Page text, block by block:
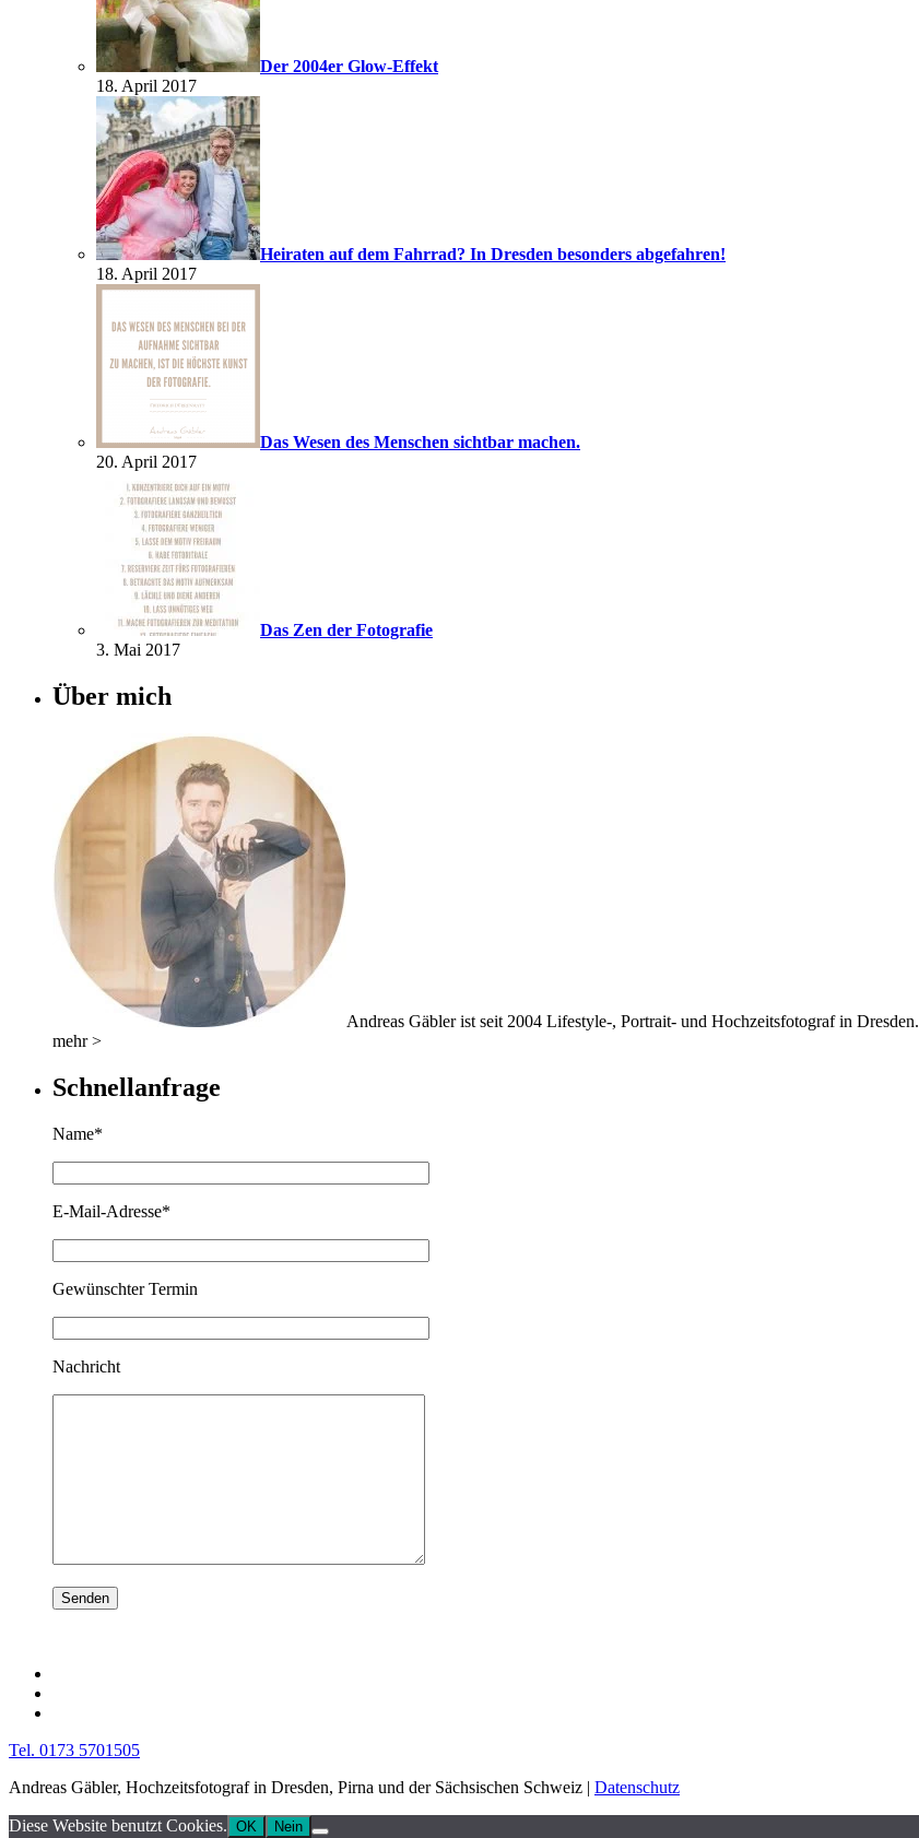
Der 2004er Glow-Effekt
18. April 2017
Heiraten auf dem Fahrrad? In Dresden besonders abgefahren!
18. April 2017
Das Wesen des Menschen sichtbar machen.
20. April 2017
Das Zen der Fotografie
3. Mai 2017
Über mich
Andreas Gäbler ist seit 2004 Lifestyle-, Portrait- und Hochzeitsfotograf in Dresden.
mehr >
Schnellanfrage
Name*
E-Mail-Adresse*
Gewünschter Termin
Nachricht
Tel. 0173 5701505
Andreas Gäbler, Hochzeitsfotograf in Dresden, Pirna und der Sächsischen Schweiz | Datenschutz
Diese Website benutzt Cookies. OK Nein